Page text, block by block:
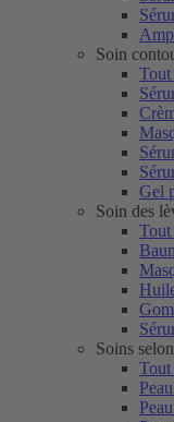
Soin
Gel
Soin des
Soins